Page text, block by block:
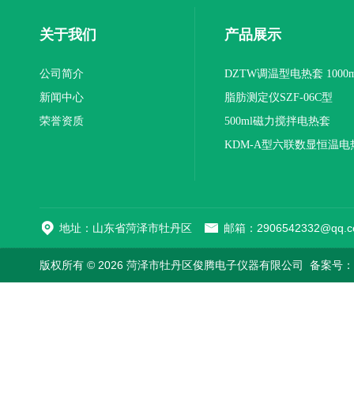
关于我们
公司简介
新闻中心
荣誉资质
产品展示
DZTW调温型电热套
联
脂肪测定仪SZF-06C型
500ml磁力搅拌电热套
KDM-A型六联数显恒温电
地址：山东省菏泽市牡丹区 邮箱：
版权所有 © 2026 菏泽市牡丹区俊腾电子仪器有限公司 备案号